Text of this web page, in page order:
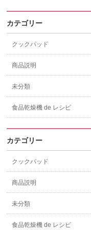
カテゴリー
クックパッド
商品説明
未分類
食品乾燥機 de レシピ
カテゴリー
クックパッド
商品説明
未分類
食品乾燥機 de レシピ